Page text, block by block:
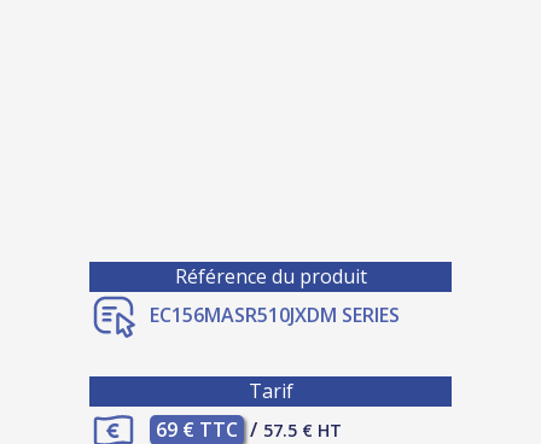
Référence du produit
EC156MASR510JXDM SERIES
Tarif
69 € TTC / 57.5 € HT